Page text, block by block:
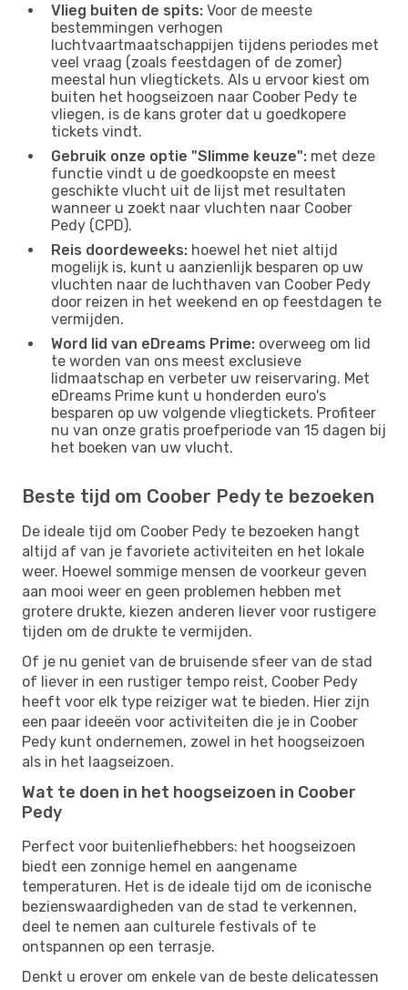
Vlieg buiten de spits: Voor de meeste
bestemmingen verhogen
luchtvaartmaatschappijen tijdens periodes met
veel vraag (zoals feestdagen of de zomer)
meestal hun vliegtickets. Als u ervoor kiest om
buiten het hoogseizoen naar Coober Pedy te
vliegen, is de kans groter dat u goedkopere
tickets vindt.
Gebruik onze optie "Slimme keuze": met deze
functie vindt u de goedkoopste en meest
geschikte vlucht uit de lijst met resultaten
wanneer u zoekt naar vluchten naar Coober
Pedy (CPD).
Reis doordeweeks: hoewel het niet altijd
mogelijk is, kunt u aanzienlijk besparen op uw
vluchten naar de luchthaven van Coober Pedy
door reizen in het weekend en op feestdagen te
vermijden.
Word lid van eDreams Prime: overweeg om lid
te worden van ons meest exclusieve
lidmaatschap en verbeter uw reiservaring. Met
eDreams Prime kunt u honderden euro's
besparen op uw volgende vliegtickets. Profiteer
nu van onze gratis proefperiode van 15 dagen bij
het boeken van uw vlucht.
Beste tijd om Coober Pedy te bezoeken
De ideale tijd om Coober Pedy te bezoeken hangt
altijd af van je favoriete activiteiten en het lokale
weer. Hoewel sommige mensen de voorkeur geven
aan mooi weer en geen problemen hebben met
grotere drukte, kiezen anderen liever voor rustigere
tijden om de drukte te vermijden.
Of je nu geniet van de bruisende sfeer van de stad
of liever in een rustiger tempo reist, Coober Pedy
heeft voor elk type reiziger wat te bieden. Hier zijn
een paar ideeën voor activiteiten die je in Coober
Pedy kunt ondernemen, zowel in het hoogseizoen
als in het laagseizoen.
Wat te doen in het hoogseizoen in Coober
Pedy
Perfect voor buitenliefhebbers: het hoogseizoen
biedt een zonnige hemel en aangename
temperaturen. Het is de ideale tijd om de iconische
bezienswaardigheden van de stad te verkennen,
deel te nemen aan culturele festivals of te
ontspannen op een terrasje.
Denkt u erover om enkele van de beste delicatessen